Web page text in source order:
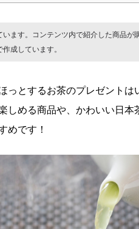
ます。コンテンツ内で紹介した商品が
成しています。
っとするお茶のプレゼントは
しめる商品や、かわいい日本
めです！